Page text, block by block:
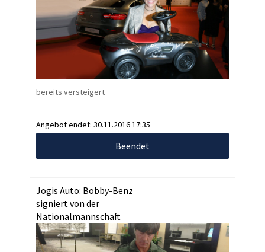
bereits versteigert
Angebot endet: 30.11.2016 17:35
Beendet
Jogis Auto: Bobby-Benz
signiert von der
Nationalmannschaft